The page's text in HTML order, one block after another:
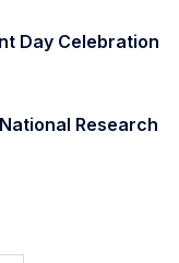
Day Celebration
Research